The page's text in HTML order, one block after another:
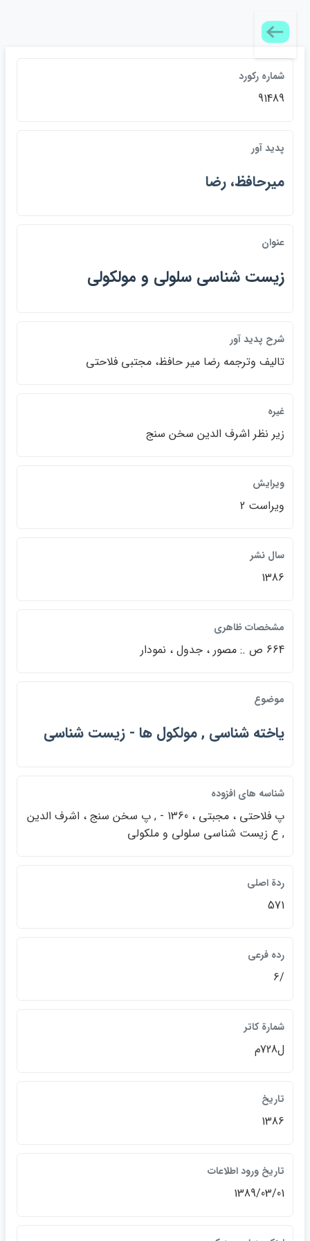
شماره ركورد
91489
پديد آور
ميرحافظ، رضا
عنوان
زيست شناسي سلولي و مولكولي
شرح پديد آور
تاليف وترجمه رضا مير حافظ، مجتبي فلاحتي
غيره
زير نظر اشرف الدين سخن سنج
ويرايش
ويراست 2
سال نشر
1386
مشخصات ظاهري
664 ص .: مصور ، جدول ، نمودار
موضوع
ياخته شناسي , مولكول ها - زيست شناسي
شناسه هاي افزوده
پ فلاحتي ، مجبتي ، 1360 - , پ سخن سنج ، اشرف الدين
, ع زيست شناسي سلولي و ملكولي
ردة اصلي
571
رده فرعي
/6
شمارة كاتر
ل728م
تاريخ
1386
تاريخ ورود اطلاعات
1389/03/01